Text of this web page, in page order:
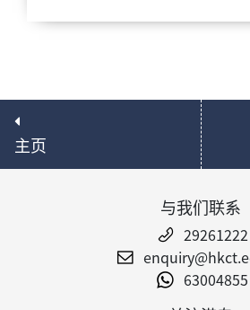
主页
与我们联系
29261222
63004855